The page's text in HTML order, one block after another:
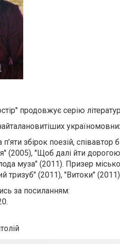
продовжує серію
збірок поезій,
(2005), "Щоб далі йти
муза" (2011). Призер
тризуб" (2011), "Витоки"
за посиланням: